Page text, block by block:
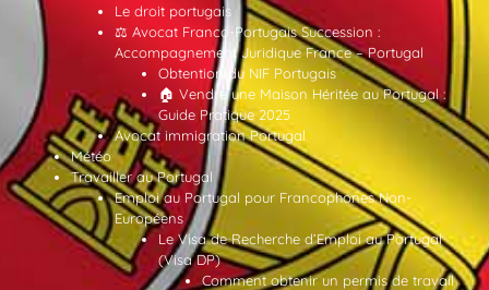
Le droit portugais
⚖️ Avocat Franco-Portugais Succession :
Accompagnement Juridique France – Portugal
Obtention du NIF Portugais
🏠 Vendre une Maison Héritée au Portugal :
Guide Pratique 2025
Avocat immigration Portugal
Météo
Travailler au Portugal
Emploi au Portugal pour Francophones Non-
Européens
Le Visa de Recherche d’Emploi au Portugal
(Visa DP)
Comment obtenir un permis de travail